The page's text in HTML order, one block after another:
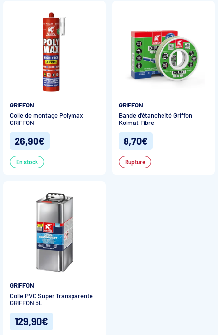
GRIFFON
Colle de montage Polymax
GRIFFON
26,90€
En stock
GRIFFON
Bande d'étanchéité Griffon
Kolmat Fibre
8,70€
Rupture
GRIFFON
Colle PVC Super Transparente
GRIFFON 5L
129,90€